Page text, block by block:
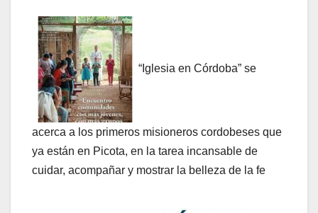
“Iglesia en Córdoba” se
acerca a l os primeros misioneros cordobeses que
ya están en Picota, en la tarea incansable de
cuidar, acompañar y mostrar la belleza de la fe